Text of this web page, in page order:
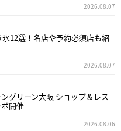
2026.08.07
氷12選！名店や予約必須店も紹
2026.08.07
グリーン大阪 ショップ＆レス
開催
2026.08.06